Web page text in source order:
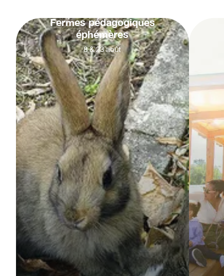
Fermes pédagogiques
éphémères
8 & 23 août